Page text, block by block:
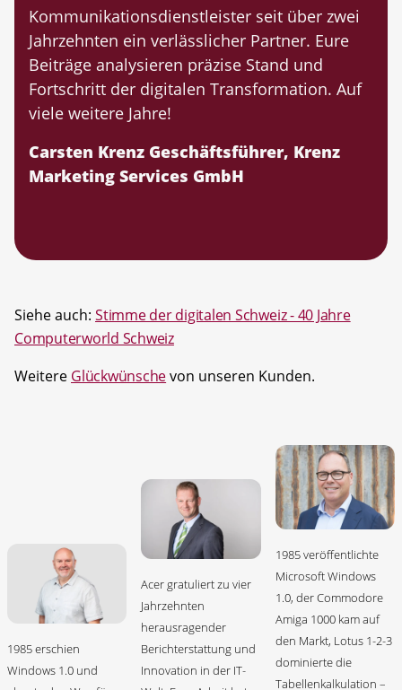
Kommunikationsdienstleister seit über zwei
Jahrzehnten ein verlässlicher Partner. Eure
Beiträge analysieren präzise Stand und
Fortschritt der digitalen Transformation. Auf
viele weitere Jahre!
Carsten Krenz Geschäftsführer, Krenz
Marketing Services GmbH
Siehe auch: Stimme der digitalen Schweiz - 40 Jahre
Computerworld Schweiz
Weitere Glückwünschevon unseren Kunden.
1985 erschien
Windows 1.0 und
Acer gratuliert zu vier
Jahrzehnten
herausragender
Berichterstattung und
Innovation in der IT-
1985 veröffentlichte
Microsoft Windows
1.0, der Commodore
Amiga 1000 kam auf
den Markt, Lotus 1-2-3
dominierte die
Tabellenkalkulation –